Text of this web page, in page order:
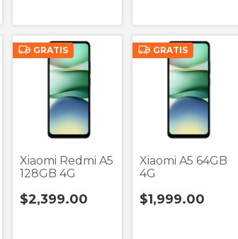
GRATIS
Xiaomi Redmi A5
128GB 4G
$2,399.00
GRATIS
Xiaomi A5 64GB
4G
$1,999.00